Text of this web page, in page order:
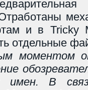
и в Tricky
отдельные
моментом
имен. В